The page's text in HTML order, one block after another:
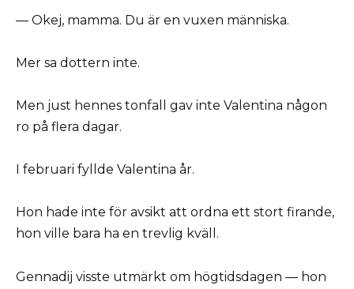
— Okej, mamma. Du är en vuxen människa.
Mer sa dottern inte.
Men just hennes tonfall gav inte Valentina någon
ro på flera dagar.
I februari fyllde Valentina år.
Hon hade inte för avsikt att ordna ett stort firande,
hon ville bara ha en trevlig kväll.
Gennadij visste utmärkt om högtidsdagen — hon